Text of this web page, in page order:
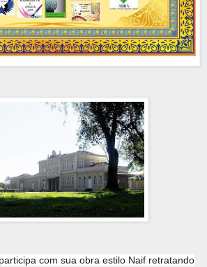
com sua obra estilo Naif retratando